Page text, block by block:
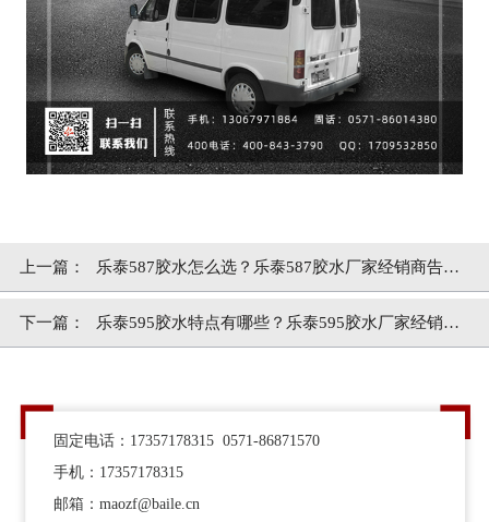
上一篇： 乐泰587胶水怎么选？乐泰587胶水厂家经销商告诉
你[百乐粘胶]
下一篇： 乐泰595胶水特点有哪些？乐泰595胶水厂家经销商
固定电话：17357178315 0571-86871570
手机：17357178315
邮箱：maozf@baile.cn